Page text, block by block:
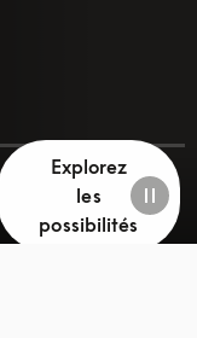
Explorez
les
possibilités